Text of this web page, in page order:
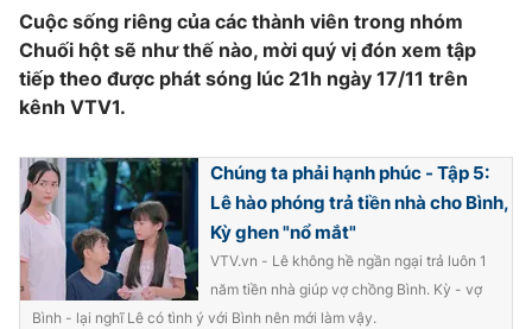
Cuộc sống riêng của các thành viên trong nhóm
Chuối hột sẽ như thế nào, mời quý vị đón xem tập
tiếp theo được phát sóng lúc 21h ngày 17/11 trên
kênh VTV1.
Chúng ta phải hạnh phúc - Tập 5:
Lê hào phóng trả tiền nhà cho Bình,
Kỳ ghen "nổ mắt"
VTV.vn - Lê không hề ngần ngại trả luôn 1
năm tiền nhà giúp vợ chồng Bình. Kỳ - vợ
Bình - lại nghĩ Lê có tình ý với Bình nên mới làm vậy.